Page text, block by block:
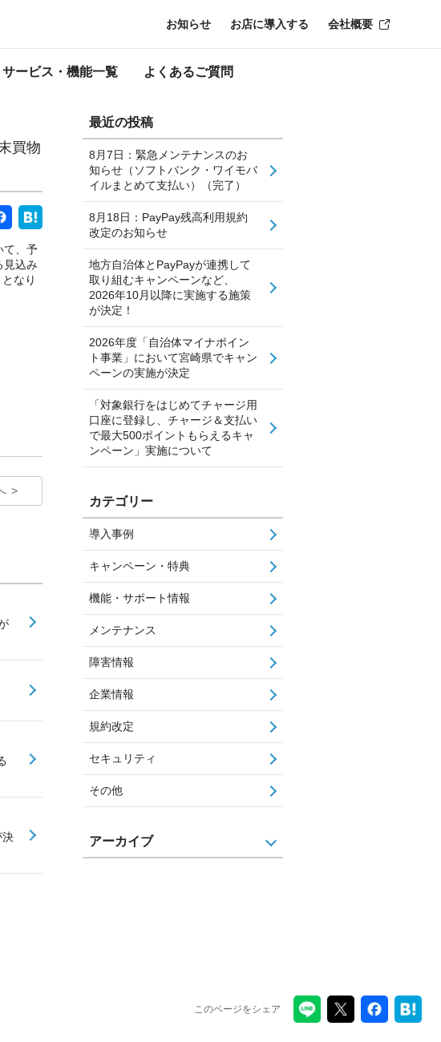
サービス・機能一覧 よくあるご質問
お知らせ お店に導入する 会社概要
買物
て、予
見込み
なり
決
最近の投稿
8月7日：緊急メンテナンスのお
知らせ（ソフトバンク・ワイモバ
イルまとめて支払い）（完了）
8月18日：PayPay残高利用規約
改定のお知らせ
地方自治体とPayPayが連携して
取り組むキャンペーンなど、
2026年10月以降に実施する施策
が決定！
2026年度「自治体マイナポイン
ト事業」において宮崎県でキャン
ペーンの実施が決定
「対象銀行をはじめてチャージ用
口座に登録し、チャージ＆支払い
で最大500ポイントもらえるキャ
ンペーン」実施について
カテゴリー
導入事例
キャンペーン・特典
機能・サポート情報
メンテナンス
障害情報
企業情報
規約改定
セキュリティ
その他
アーカイブ
このページをシェア